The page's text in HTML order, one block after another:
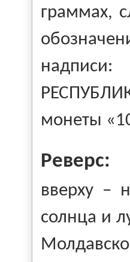
граммах,
монеты
Реверс:
вверху –
солнца и